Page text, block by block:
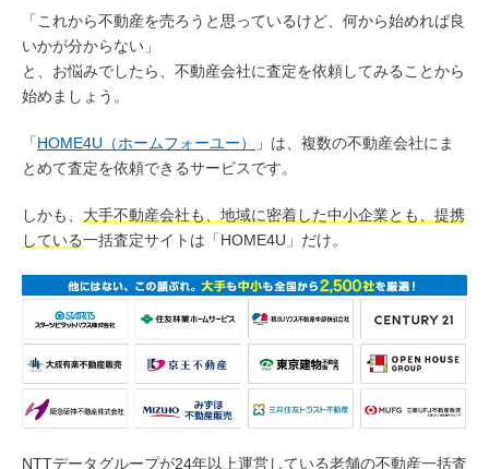
「これから不動産を売ろうと思っているけど、何から始めれば良
いかが分からない」
と、お悩みでしたら、不動産会社に査定を依頼してみることから
始めましょう。
「HOME4U（ホームフォーユー）
」は、複数の不動産会社にま
とめて査定を依頼できるサービスです。
しかも、 大手不動産会社も、地域に密着した中小企業とも、提携
している一括査定サイトは「HOME4U」だけ。
NTTデータグループが24年以上運営している老舗の不動産一括査